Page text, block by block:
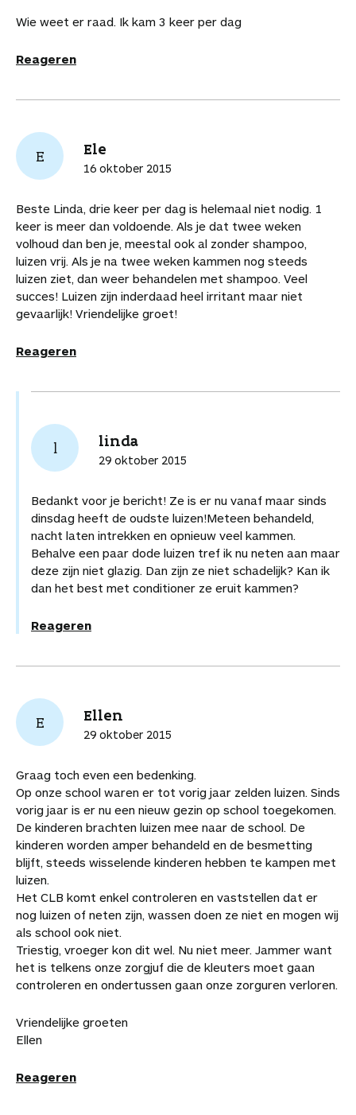
Wie weet er raad. Ik kam 3 keer per dag
Reageren
E Ele
16 oktober 2015
Beste Linda, drie keer per dag is helemaal niet nodig. 1
keer is meer dan voldoende. Als je dat twee weken
volhoud dan ben je, meestal ook al zonder shampoo,
luizen vrij. Als je na twee weken kammen nog steeds
luizen ziet, dan weer behandelen met shampoo. Veel
succes! Luizen zijn inderdaad heel irritant maar niet
gevaarlijk! Vriendelijke groet!
Reageren
l linda
29 oktober 2015
Bedankt voor je bericht! Ze is er nu vanaf maar sinds
dinsdag heeft de oudste luizen!Meteen behandeld,
nacht laten intrekken en opnieuw veel kammen.
Behalve een paar dode luizen tref ik nu neten aan maar
deze zijn niet glazig. Dan zijn ze niet schadelijk? Kan ik
dan het best met conditioner ze eruit kammen?
Reageren
E Ellen
29 oktober 2015
Graag toch even een bedenking.
Op onze school waren er tot vorig jaar zelden luizen. Sinds
vorig jaar is er nu een nieuw gezin op school toegekomen.
De kinderen brachten luizen mee naar de school. De
kinderen worden amper behandeld en de besmetting
blijft, steeds wisselende kinderen hebben te kampen met
luizen.
Het CLB komt enkel controleren en vaststellen dat er
nog luizen of neten zijn, wassen doen ze niet en mogen wij
als school ook niet.
Triestig, vroeger kon dit wel. Nu niet meer. Jammer want
het is telkens onze zorgjuf die de kleuters moet gaan
controleren en ondertussen gaan onze zorguren verloren.
Vriendelijke groeten
Ellen
Reageren